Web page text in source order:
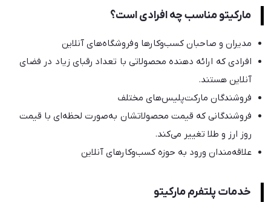
مارکیتو مناسب چه افرادی است؟
مدیران و صاحبان کسب‌وکارها و فروشگاه‌های آنلاین
افرادی که ارائه دهنده محصولاتی با تعداد رقبای زیاد در فضای
آنلاین هستند.
فروشندگان مارکت‌پلیس‌های مختلف
فروشندگانی که قیمت محصولاتشان به‌صورت لحظه‌ای با قیمت
روز ارز و طلا تغییر می‌کند.
علاقه‌مندان ورود به حوزه کسب‌وکارهای آنلاین
خدمات پلتفرم مارکیتو